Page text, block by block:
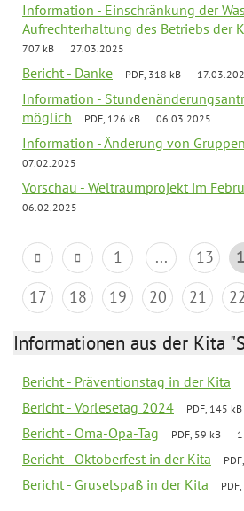
Information - Einschränkung der
Aufrechterhaltung des Betriebs der
707 kB
27.03.2025
Bericht - Danke PDF, 318 kB
Information -
möglich
PDF, 126 kB 06.03.2025
Information - Änderung von
07.02.2025
Vorschau - Weltraumprojekt im
06.02.2025
1 ... 13
17
18 19 20 21
Informationen aus der Kita
Bericht - Präventionstag in der Kita
Bericht - Vorlesetag 2024 PDF, 145 kB
Bericht - Oma-Opa-Tag PDF, 59 kB
Bericht - Oktoberfest in der Kita
Bericht - Gruselspaß in der Kita